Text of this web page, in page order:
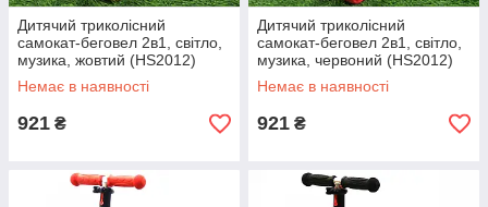
Дитячий триколісний
самокат-беговел 2в1, світло,
музика, жовтий (HS2012)
Немає в наявності
921 ₴
Дитячий триколісний
самокат-беговел 2в1, світло,
музика, червоний (HS2012)
Немає в наявності
921 ₴